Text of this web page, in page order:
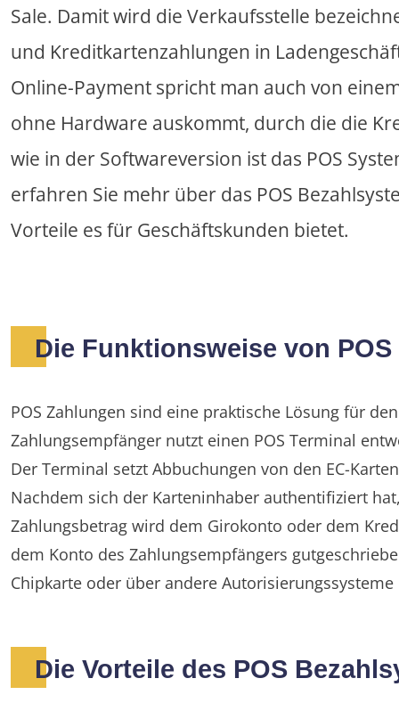
Sale. Damit wird die Verkaufsstelle
und Kreditkartenzahlungen in
Online-Payment spricht man auch von
ohne Hardware auskommt, durch die die
wie in der Softwareversion ist das POS
erfahren Sie mehr über das POS
Vorteile es für Geschäftskunden bietet.
Die Funktionsweise von POS
POS Zahlungen sind eine praktische Lösung für
Zahlungsempfänger nutzt einen POS Terminal
Der Terminal setzt Abbuchungen von den EC-
Nachdem sich der Karteninhaber authentifiziert
Zahlungsbetrag wird dem Girokonto oder dem
dem Konto des Zahlungsempfängers
Chipkarte oder über andere
Die Vorteile des POS